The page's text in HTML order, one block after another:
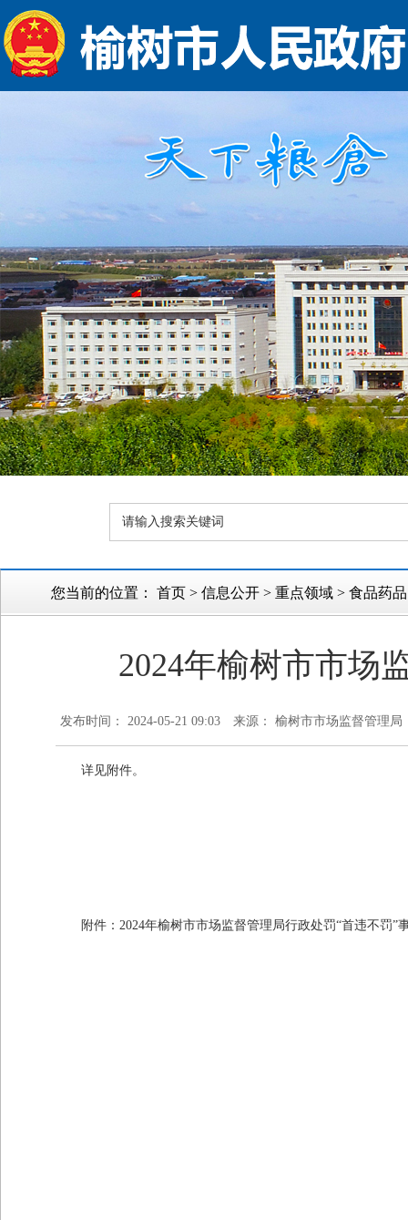
您当前的位置： 首页 > 信息公开 > 重点领域 > 食品药品
2024年榆树市市场
发布时间： 2024-05-21 09:03 来源： 榆树市市场监督管理局
详见附件。
附件：2024年榆树市市场监督管理局行政处罚“首违不罚”